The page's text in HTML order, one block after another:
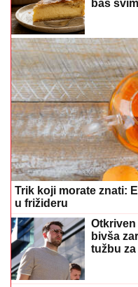
baš
Trik koji morate znati:
u frižideru
bivša
tužbu